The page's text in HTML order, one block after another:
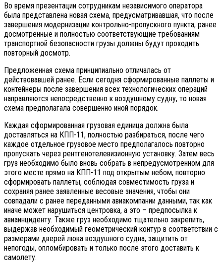
Во время презентации сотрудникам независимого оператора
была представлена новая схема, предусматривавшая, что после
завершения модернизации контрольно-пропускного пункта, ранее
досмотренные и полностью соответствующие требованиям
транспортной безопасности грузы должны будут проходить
повторный досмотр.
Предложенная схема принципиально отличалась от
действовавшей ранее. Если сегодня сформированные паллеты и
контейнеры после завершения всех технологических операций
направляются непосредственно к воздушному судну, то новая
схема предполагала совершенно иной порядок.
Каждая сформированная грузовая единица должна была
доставляться на КПП-11, полностью разбираться, после чего
каждое отдельное грузовое место предполагалось повторно
пропускать через рентгенотелевизионную установку. Затем весь
груз необходимо было вновь собрать в непредусмотренном для
этого месте прямо на КПП-11 под открытым небом, повторно
сформировать паллеты, соблюдая совместимость груза и
сохраняя ранее заявленные весовые значения, чтобы они
совпадали с ранее переданными авиакомпании данными, так как
иначе может нарушиться центровка, а это – предпосылка к
авиаинциденту. Также груз необходимо тщательно закрепить,
выдержав необходимый геометрический контур в соответствии с
размерами дверей люка воздушного судна, защитить от
непогоды, опломбировать и только после этого доставить к
самолету.